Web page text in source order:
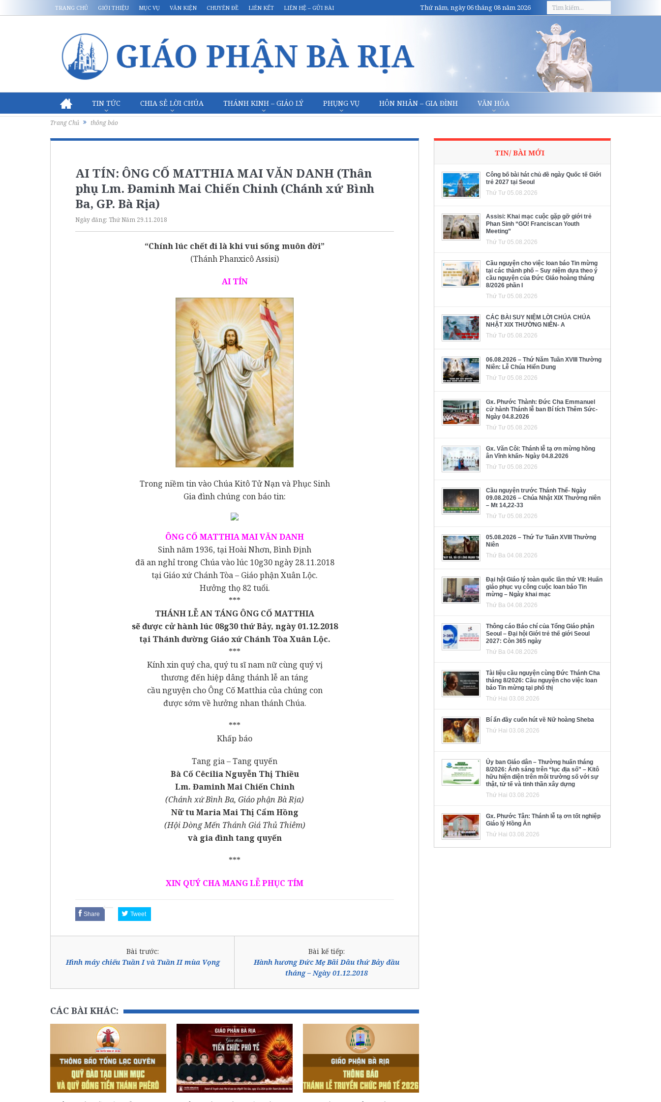
TRANG CHỦ GIỚI THIỆU MỤC VỤ VĂN KIỆN CHUYÊN ĐỀ LIÊN KẾT LIÊN HỆ – GỬI BÀI Thứ năm, ngày 06 tháng 08 năm 2026
TIN TỨC CHIA SẺ LỜI CHÚA THÁNH KINH – GIÁO LÝ PHỤNG VỤ HÔN NHÂN – GIA ĐÌNH VĂN HÓA
Trang Chủ thông báo
AI TÍN: ÔNG CỐ MATTHIA MAI VĂN DANH (Thân
phụ Lm. Đaminh Mai Chiến Chinh (Chánh xứ Bình
Ba, GP. Bà Rịa)
Ngày đăng: Thứ Năm 29.11.2018
“Chính lúc chết đi là khi vui sống muôn đời”
(Thánh Phanxicô Assisi)
AI TÍN
Trong niềm tin vào Chúa Kitô Tử Nạn và Phục Sinh
Gia đình chúng con báo tin:
ÔNG CỐ MATTHIA MAI VĂN DANH
Sinh năm 1936, tại Hoài Nhơn, Bình Định
đã an nghỉ trong Chúa vào lúc 10g30 ngày 28.11.2018
tại Giáo xứ Chánh Tòa – Giáo phận Xuân Lộc.
Hưởng thọ 82 tuổi.
***
THÁNH LỄ AN TÁNG ÔNG CỐ MATTHIA
sẽ được cử hành lúc 08g30 thứ Bảy, ngày 01.12.2018
tại Thánh đường Giáo xứ Chánh Tòa Xuân Lộc.
***
Kính xin quý cha, quý tu sĩ nam nữ cùng quý vị
thương đến hiệp dâng thánh lễ an táng
cầu nguyện cho Ông Cố Matthia của chúng con
được sớm về hưởng nhan thánh Chúa.
***
Khấp báo
Tang gia – Tang quyến
Bà Cố Cêcilia Nguyễn Thị Thiều
Lm. Đaminh Mai Chiến Chinh
(Chánh xứ Bình Ba, Giáo phận Bà Rịa)
Nữ tu Maria Mai Thị Cẩm Hồng
(Hội Dòng Mến Thánh Giá Thủ Thiêm)
và gia đình tang quyến
***
XIN QUÝ CHA MANG LỄ PHỤC TÍM
Share Tweet
Bài trước:
Hình máy chiếu Tuần I và Tuần II mùa Vọng
Bài kế tiếp:
Hành hương Đức Mẹ Bãi Dâu thứ Bảy đầu
tháng – Ngày 01.12.2018
CÁC BÀI KHÁC:
TIN/ BÀI MỚI
Công bố bài hát chủ đề ngày Quốc tế Giới
trẻ 2027 tại Seoul
Thứ Tư 05.08.2026
Assisi: Khai mạc cuộc gặp gỡ giới trẻ
Phan Sinh “GO! Franciscan Youth
Meeting”
Thứ Tư 05.08.2026
Cầu nguyện cho việc loan báo Tin mừng
tại các thành phố – Suy niệm dựa theo ý
cầu nguyện của Đức Giáo hoàng tháng
8/2026 phần I
Thứ Tư 05.08.2026
CÁC BÀI SUY NIỆM LỜI CHÚA CHÚA
NHẬT XIX THƯỜNG NIÊN- A
Thứ Tư 05.08.2026
06.08.2026 – Thứ Năm Tuần XVIII Thường
Niên: Lễ Chúa Hiển Dung
Thứ Tư 05.08.2026
Gx. Phước Thành: Đức Cha Emmanuel
cử hành Thánh lễ ban Bí tích Thêm Sức-
Ngày 04.8.2026
Thứ Tư 05.08.2026
Gx. Văn Côi: Thánh lễ tạ ơn mừng hồng
ân Vĩnh khấn- Ngày 04.8.2026
Thứ Tư 05.08.2026
Cầu nguyện trước Thánh Thể- Ngày
09.08.2026 – Chúa Nhật XIX Thường niên
– Mt 14,22-33
Thứ Tư 05.08.2026
05.08.2026 – Thứ Tư Tuần XVIII Thường
Niên
Thứ Ba 04.08.2026
Đại hội Giáo lý toàn quốc lần thứ VII: Huấn
giáo phục vụ công cuộc loan báo Tin
mừng – Ngày khai mạc
Thứ Ba 04.08.2026
Thông cáo Báo chí của Tổng Giáo phận
Seoul – Đại hội Giới trẻ thế giới Seoul
2027: Còn 365 ngày
Thứ Ba 04.08.2026
Tài liệu cầu nguyện cùng Đức Thánh Cha
tháng 8/2026: Cầu nguyện cho việc loan
báo Tin mừng tại phố thị
Thứ Hai 03.08.2026
Bí ẩn đầy cuốn hút về Nữ hoàng Sheba
Thứ Hai 03.08.2026
Ủy ban Giáo dân – Thường huấn tháng
8/2026: Ánh sáng trên “lục địa số” – Kitô
hữu hiện diện trên môi trường số với sự
thật, tử tế và tinh thần xây dựng
Thứ Hai 03.08.2026
Gx. Phước Tân: Thánh lễ tạ ơn tốt nghiệp
Giáo lý Hồng Ân
Thứ Hai 03.08.2026